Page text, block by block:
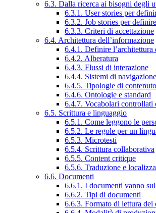
6.3. Dalla ricerca ai bisogni degli
6.3.1. User stories per
6.3.2. Job stories per
6.3.3. Criteri di accettazione
6.4. Architettura dell’informazione
6.4.1. Definire l’architettura
6.4.2. Alberatura
6.4.3. Flussi di interazione
6.4.4. Sistemi di navigazione
6.4.5. Tipologie di
6.4.6. Ontologie e standard
6.4.7. Vocabolari controllati
6.5. Scrittura e linguaggio
6.5.1. Come leggono le
6.5.2. Le regole per un
6.5.3. Microtesti
6.5.4. Scrittura collaborativa
6.5.5. Content critique
6.5.6. Traduzione e
6.6. Documenti
6.6.1. I documenti vanno
6.6.2. Tipi di documenti
6.6.3. Formato di lettura dei